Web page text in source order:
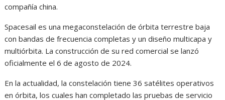
compañía china.
Spacesail es una megaconstelación de órbita terrestre baja
con bandas de frecuencia completas y un diseño multicapa y
multiórbita. La construcción de su red comercial se lanzó
oficialmente el 6 de agosto de 2024.
En la actualidad, la constelación tiene 36 satélites operativos
en órbita, los cuales han completado las pruebas de servicio